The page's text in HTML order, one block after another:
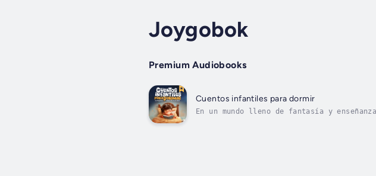
Joygobok
Premium Audiobooks
Cuentos infantiles para dormir
En un mundo lleno de fantasía y